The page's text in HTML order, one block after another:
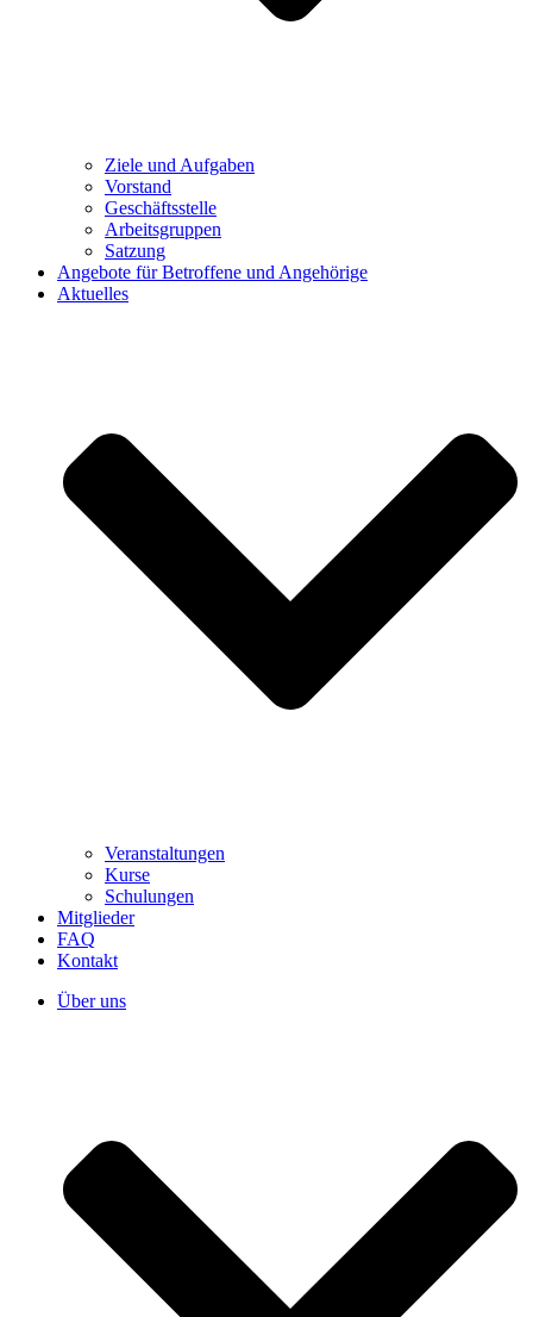
Ziele und Aufgaben
Vorstand
Geschäftsstelle
Arbeitsgruppen
Satzung
Angebote für Betroffene und Angehörige
Aktuelles
Veranstaltungen
Kurse
Schulungen
Mitglieder
FAQ
Kontakt
Über uns